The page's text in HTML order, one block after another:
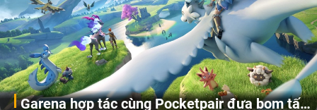
Garena hợp tác cùng Pocketpair đưa bom tấn